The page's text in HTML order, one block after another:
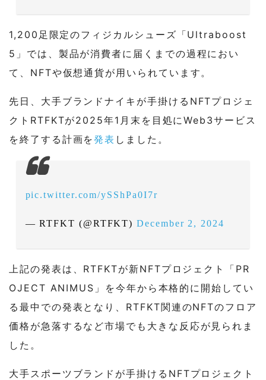
1,200足限定のフィジカルシューズ「Ultraboost
5」では、製品が消費者に届くまでの過程におい
て、NFTや仮想通貨が用いられています。
先日、大手ブランドナイキが手掛けるNFTプロジェ
クトRTFKTが2025年1月末を目処にWeb3サービス
を終了する計画を発表 しました。
pic.twitter.com/ySShPa0I7r
— RTFKT (@RTFKT)December 2, 2024
上記の発表は、RTFKTが新NFTプロジェクト「PR
OJECT ANIMUS」を今年から本格的に開始してい
る最中での発表となり、RTFKT関連のNFTのフロア
価格が急落するなど市場でも大きな反応が見られま
した。
大手スポーツブランドが手掛けるNFTプロジェクト